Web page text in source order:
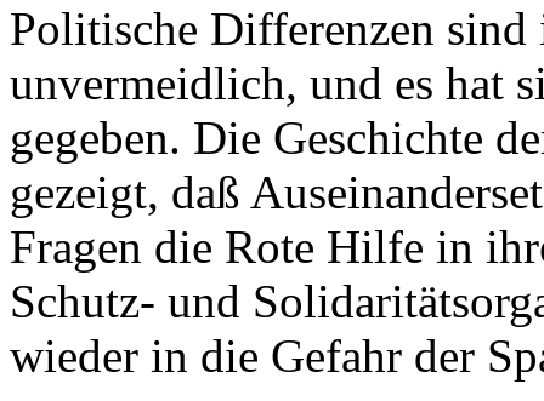
Politische Differenzen
unvermeidlich, und es hat
gegeben. Die Geschichte
gezeigt, daß
Fragen die Rote Hilfe in
Schutz- und
wieder in die Gefahr der